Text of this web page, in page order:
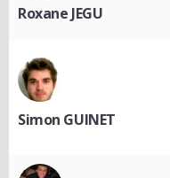
Roxane JEGU
Simon GUINET